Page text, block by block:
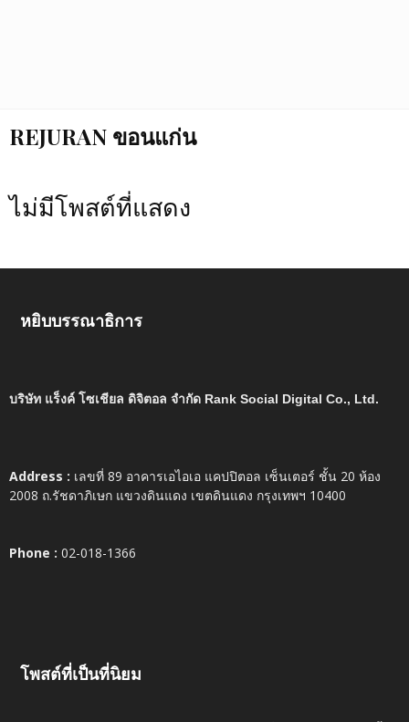
REJURAN ขอนแก่น
ไม่มีโพสต์ที่แสดง
หยิบบรรณาธิการ
บริษัท แร็งค์ โซเชียล ดิจิตอล จำกัด Rank Social Digital Co., Ltd.
Address : เลขที่ 89 อาคารเอไอเอ แคปปิตอล เซ็นเตอร์ ชั้น 20 ห้อง
2008 ถ.รัชดาภิเษก แขวงดินแดง เขตดินแดง กรุงเทพฯ 10400
Phone : 02-018-1366
โพสต์ที่เป็นที่นิยม